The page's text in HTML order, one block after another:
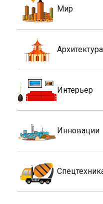
Мир
Архитектура
Интерьер
Инновации